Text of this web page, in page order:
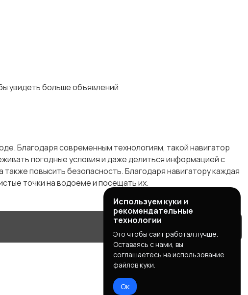
увидеть больше объявлений
Благодаря современным технологиям, такой навигатор
погодные условия и даже делиться информацией с
повысить безопасность. Благодаря навигатору каждая
точки на водоеме и посещать их.
Используем куки и
рекомендательные
технологии
Это чтобы сайт работал лучше.
Оставаясь с нами, вы
соглашаетесь на использование
файлов куки.
Ок